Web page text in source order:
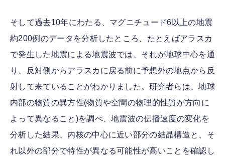
そして過去10年にわたる、マグニチュード6以上の地震
約200例のデータを分析したところ、たとえばアラスカ
で発生した地震による地震波では、それが地球中心を通
り、反対側からアラスカに戻る前に予想外の地点から反
射して来ていることがわかりました。研究者らは、地球
内部の物質の異方性(物質や空間の物理的性質が方向に
よって異なること)を調べ、地震波の伝播速度の変化を
分析した結果、内核の中心に近い部分の結晶構造と、そ
れ以外の部分で特性が異なる可能性が高いことを確認し